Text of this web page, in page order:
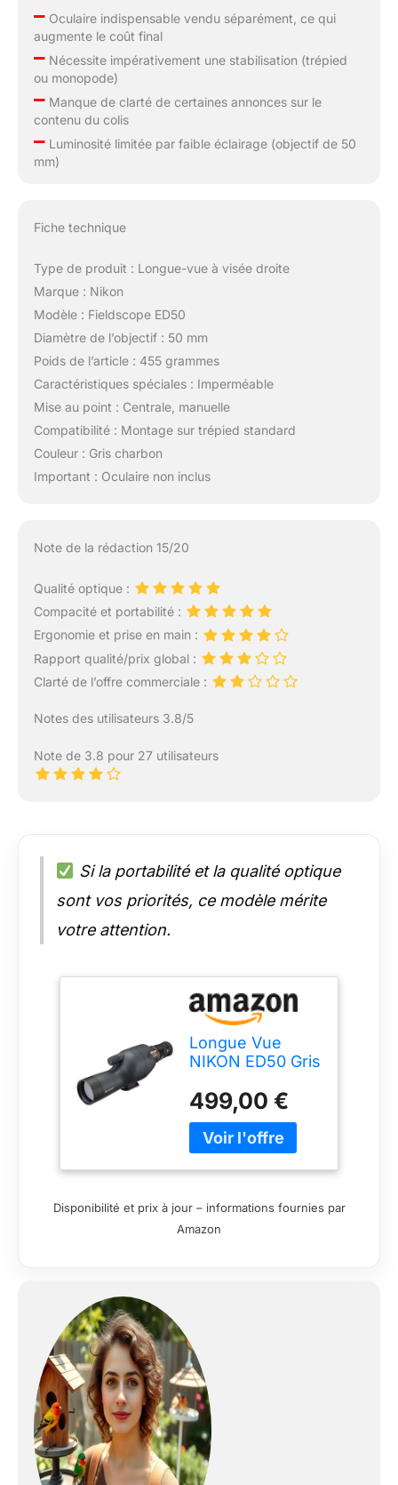
–Oculaire indispensable vendu séparément, ce qui
augmente le coût final
–Nécessite impérativement une stabilisation (trépied
ou monopode)
–Manque de clarté de certaines annonces sur le
contenu du colis
–Luminosité limitée par faible éclairage (objectif de 50
mm)
Fiche technique
Type de produit : Longue-vue à visée droite
Marque : Nikon
Modèle : Fieldscope ED50
Diamètre de l’objectif : 50 mm
Poids de l’article : 455 grammes
Caractéristiques spéciales : Imperméable
Mise au point : Centrale, manuelle
Compatibilité : Montage sur trépied standard
Couleur : Gris charbon
Important : Oculaire non inclus
Note de la rédaction 15/20
Qualité optique :
Compacité et portabilité :
Ergonomie et prise en main :
Rapport qualité/prix global :
Clarté de l’offre commerciale :
Notes des utilisateurs 3.8/5
Note de 3.8 pour 27 utilisateurs
Si la portabilité et la qualité optique
sont vos priorités, ce modèle mérite
votre attention.
Longue Vue
NIKON ED50 Gris
diamètre 50mm
visée Droite
Ergonomique,
Ultra Compact et
pouvant s'utiliser
(Oculaire Non
Incluse)
499,00 €
Disponibilité et prix à jour – informations fournies par
Amazon